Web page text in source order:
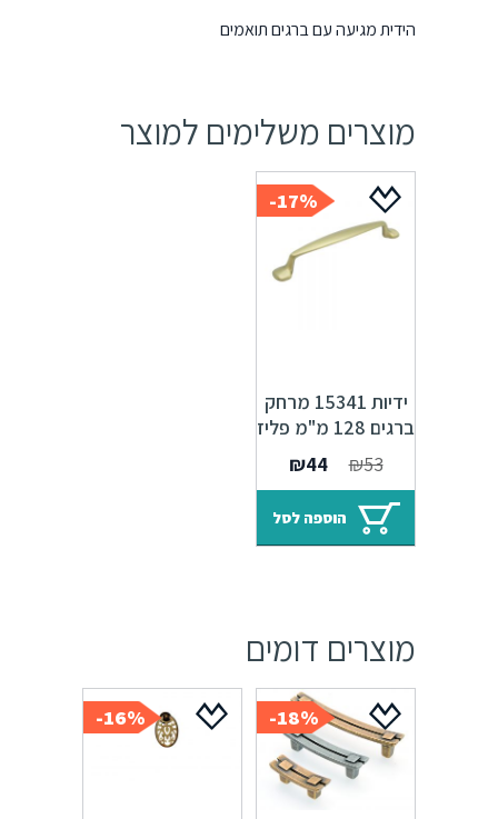
הידית מגיעה עם ברגים תואמים
מוצרים משלימים למוצר
17%-
ידיות 15341 מרחק
ברגים 128 מ"מ פליז
טבעי מוברש M12
₪53
המחיר
המקורי
היה:
₪53.
₪44
הנוכחי
הוא:
₪44.
הוספה לסל
מוצרים דומים
18%-
16%-